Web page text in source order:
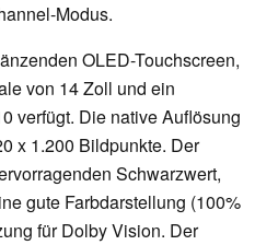
Modus.
OLED-Touchscreen,
von 14 Zoll und ein
verfügt. Die native Auflösung
x 1.200 Bildpunkte. Der
Schwarzwert,
gute Farbdarstellung (100%
für Dolby Vision. Der